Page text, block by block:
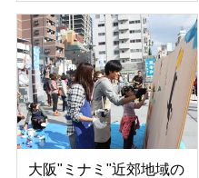
大阪"ミナミ"近郊地域の